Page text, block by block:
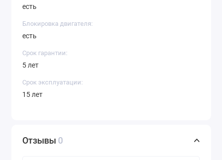
есть
Блокировка двигателя:
есть
Срок гарантии:
5 лет
Срок эксплуатации:
15 лет
Отзывы 0